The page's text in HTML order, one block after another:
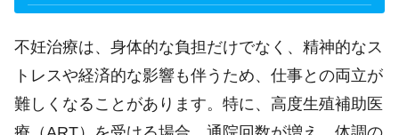
不妊治療は、身体的な負担だけでなく、精神的なス
トレスや経済的な影響も伴うため、仕事との両立が
難しくなることがあります。特に、高度生殖補助医